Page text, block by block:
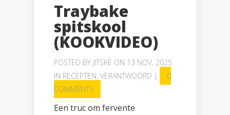
Traybake
spitskool
(KOOKVIDEO)
POSTED BY JITSKE ON 13 NOV, 2025
IN RECEPTEN, VERANTWOORD |
0
COMMENTS
Een truc om fervente